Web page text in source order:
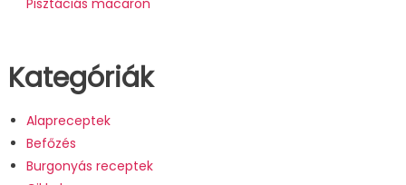
Pisztáciás macaron
Kategóriák
Alapreceptek
Befőzés
Burgonyás receptek